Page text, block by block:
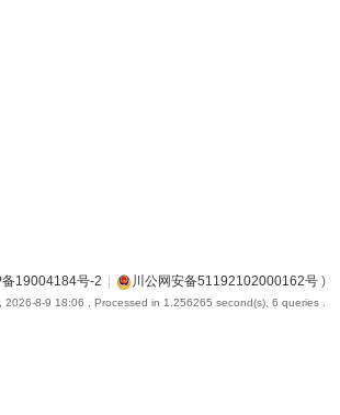
19004184号-2 川公网安备51192102000162号)
2026-8-9 18:06 , Processed in 1.256265 second(s), 6 queries .